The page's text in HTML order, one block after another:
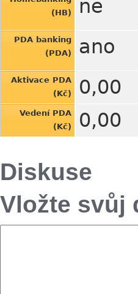
(HB)
ne
PDA banking
(PDA)
ano
Aktivace PDA
(Kč)
0,00
Vedení PDA
(Kč)
0,00
Diskuse
Vložte svůj